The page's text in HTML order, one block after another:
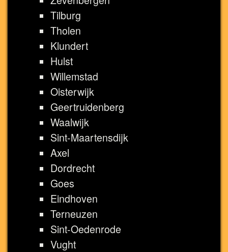
Tilburg
Tholen
Klundert
Hulst
Willemstad
Oisterwijk
Geertruidenberg
Waalwijk
Sint-Maartensdijk
Axel
Dordrecht
Goes
Eindhoven
Terneuzen
Sint-Oedenrode
Vught